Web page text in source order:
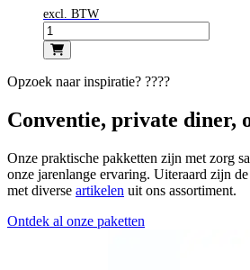
excl. BTW
Opzoek naar inspiratie? ????
Conventie, private diner,
Onze praktische pakketten zijn met zorg
onze jarenlange ervaring. Uiteraard zijn
met diverse artikelen uit ons assortiment.
Ontdek al onze paketten